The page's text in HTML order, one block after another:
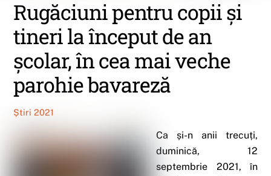
Rugăciuni pentru copii și
tineri la început de an
școlar, în cea mai veche
parohie bavareză
Știri 2021
Ca și-n anii trecuți,
duminică, 12
septembrie 2021, în